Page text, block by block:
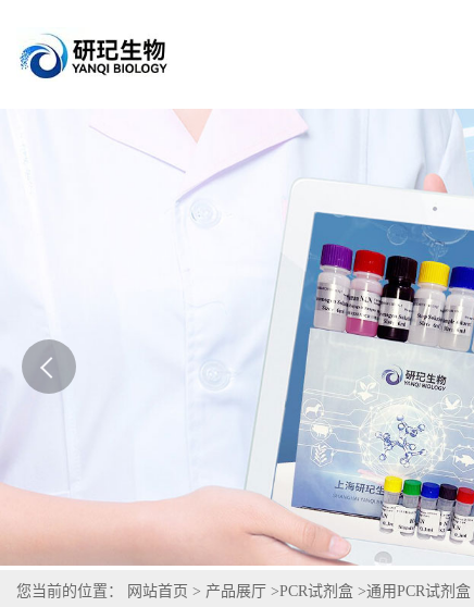
您当前的位置： 网站首页 > 产品展厅 >PCR试剂盒 >通用PCR试剂盒